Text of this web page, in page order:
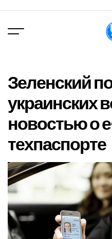
вмісту
Зеленский
украинских
новостью о
техпаспорте